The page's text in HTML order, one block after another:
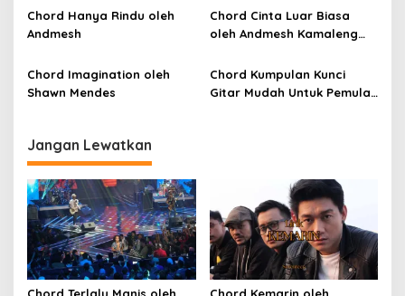
o
s
Chord Hanya Rindu oleh
Andmesh
Chord Cinta Luar Biasa
oleh Andmesh Kamaleng
SKA)
Chord Imagination oleh
Shawn Mendes
Chord Kumpulan Kunci
Gitar Mudah Untuk Pemula
Jangan Lewatkan